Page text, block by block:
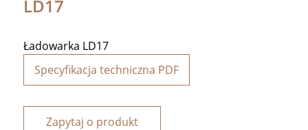
LD17
Ładowarka LD17
Specyfikacja techniczna PDF
Zapytaj o produkt